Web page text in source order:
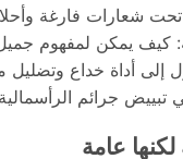
شعارات فارغة
كيف يمكن لمفهوم
إلى أداة خداع وتضليل
تبييض جرائم
عامة